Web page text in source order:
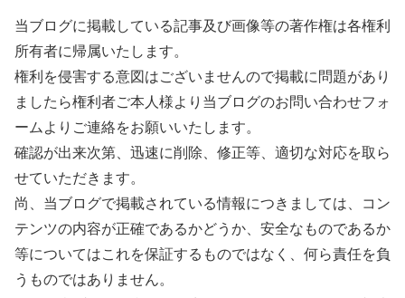
当ブログに掲載している記事及び画像等の著作権は各権利
所有者に帰属いたします。
権利を侵害する意図はございませんので掲載に問題があり
ましたら権利者ご本人様より当ブログのお問い合わせフォ
ームよりご連絡をお願いいたします。
確認が出来次第、迅速に削除、修正等、適切な対応を取ら
せていただきます。
尚、当ブログで掲載されている情報につきましては、コン
テンツの内容が正確であるかどうか、安全なものであるか
等についてはこれを保証するものではなく、何ら責任を負
うものではありません。